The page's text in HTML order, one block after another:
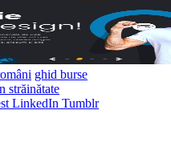
ghid burse
străinătate
LinkedIn Tumblr